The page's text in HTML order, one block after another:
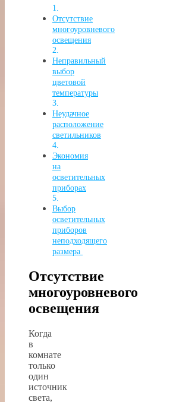
Отсутствие
многоуровневого
освещения
Неправильный
выбор
цветовой
температуры
Неудачное
расположение
светильников
Экономия
на
осветительных
приборах
Выбор
осветительных
приборов
неподходящего
размера
Отсутствие
многоуровневого
освещения
Когда
в
комнате
только
один
источник
света,